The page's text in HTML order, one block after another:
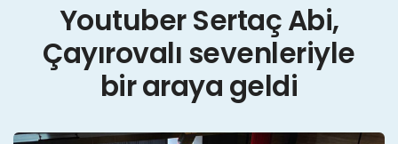
Youtuber Sertaç Abi,
Çayırovalı sevenleriyle
bir araya geldi